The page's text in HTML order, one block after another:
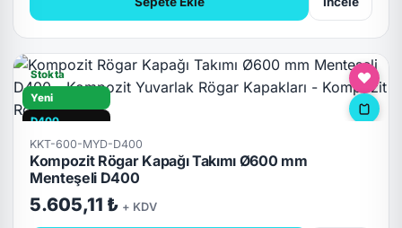
Stokta
Yeni
D400
Hızlı Teslimat
Kilitli
KKT-600-MYD-D400
Kompozit Rögar Kapağı Takımı Ø600 mm
Menteşeli D400
5.605,11 ₺ + KDV